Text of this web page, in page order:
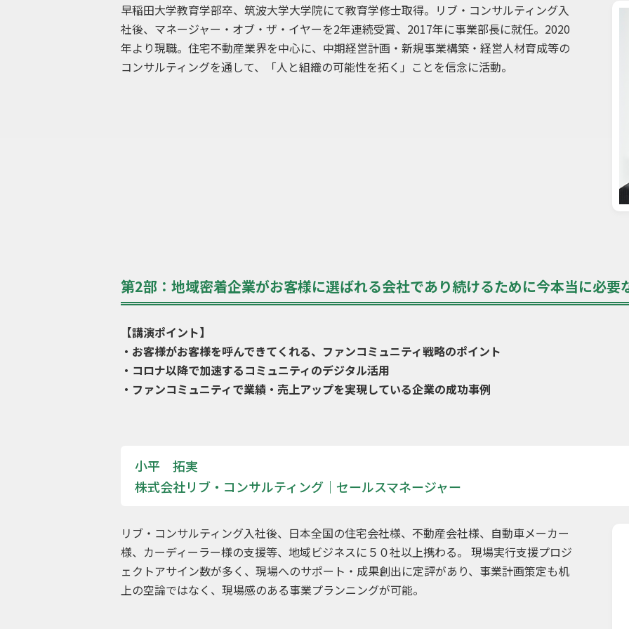
早稲田大学教育学部卒、筑波大学大学院にて教育学修士取得。リブ・コンサルティング入
社後、マネージャー・オブ・ザ・イヤーを2年連続受賞、2017年に事業部長に就任。2020
年より現職。住宅不動産業界を中心に、中期経営計画・新規事業構築・経営人材育成等の
コンサルティングを通して、「人と組織の可能性を拓く」ことを信念に活動。
第2部：地域密着企業がお客様に選ばれる会社であり続けるために今本当に必
【講演ポイント】
・お客様がお客様を呼んできてくれる、ファンコミュニティ戦略のポイント
・コロナ以降で加速するコミュニティのデジタル活用
・ファンコミュニティで業績・売上アップを実現している企業の成功事例
小平 拓実
株式会社リブ・コンサルティング｜セールスマネージャー
リブ・コンサルティング入社後、日本全国の住宅会社様、不動産会社様、自動車メーカー
様、カーディーラー様の支援等、地域ビジネスに５０社以上携わる。 現場実行支援プロジ
ェクトアサイン数が多く、現場へのサポート・成果創出に定評があり、事業計画策定も机
上の空論ではなく、現場感のある事業プランニングが可能。